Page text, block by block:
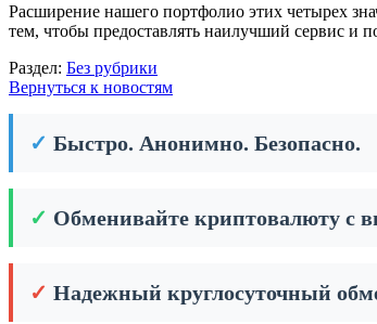
Расширение нашего портфолио этих четырех
тем, чтобы предоставлять наилучший сервис и
Раздел: Без рубрики
Вернуться к новостям
✓ Быстро. Анонимно. Безопасно.
✓ Обменивайте криптовалюту с
✓ Надежный круглосуточный